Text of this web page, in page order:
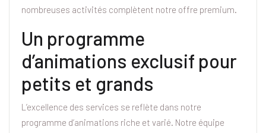
nombreuses activités complètent notre offre premium.
Un programme
d’animations exclusif pour
petits et grands
L’excellence des services se reflète dans notre
programme d’animations riche et varié. Notre équipe